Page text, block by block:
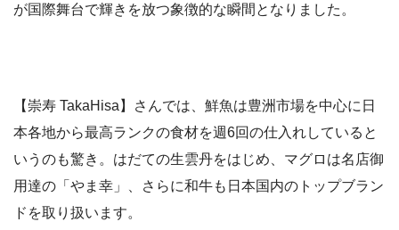
が国際舞台で輝きを放つ象徴的な瞬間となりました。
【崇寿 TakaHisa】さんでは、鮮魚は豊洲市場を中心に日
本各地から最高ランクの食材を週6回の仕入れしていると
いうのも驚き。はだての生雲丹をはじめ、マグロは名店御
用達の「やま幸」、さらに和牛も日本国内のトップブラン
ドを取り扱います。